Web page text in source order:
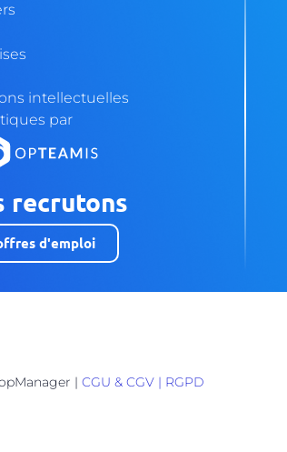
intellectuelles
par
recrutons
d'emploi
| CGU & CGV | RGPD